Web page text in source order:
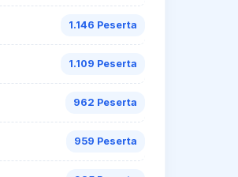
1.146 Peserta
1.109 Peserta
962 Peserta
959 Peserta